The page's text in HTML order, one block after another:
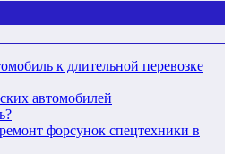
к длительной перевозке
автомобилей
форсунок спецтехники в